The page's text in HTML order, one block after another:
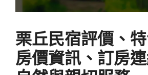
栗丘民宿評價、
房價資訊、訂房